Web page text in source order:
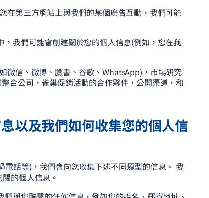
在第三方網站上與我們的某個廣告互動，我們可能
，我們可能會創建關於您的個人信息(例如，您在我
微信、微博、臉書、谷歌、WhatsApp)，市場研究
合公司，雀巢促銷活動的合作夥伴，公開渠道，和
以及我們如何收集您的個人信
話等)，我們會向您收集下述不同類型的信息。 我
的個人信息。